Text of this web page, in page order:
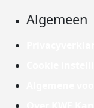
Algemeen